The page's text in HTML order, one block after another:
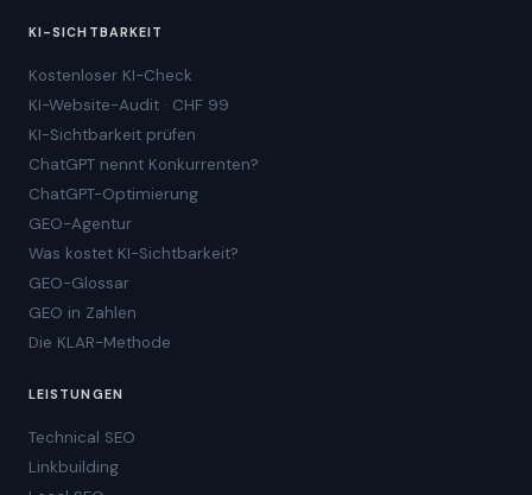
KI-SICHTBARKEIT
Kostenloser KI-Check
KI-Website-Audit · CHF 99
KI-Sichtbarkeit prüfen
ChatGPT nennt Konkurrenten?
ChatGPT-Optimierung
GEO-Agentur
Was kostet KI-Sichtbarkeit?
GEO-Glossar
GEO in Zahlen
Die KLAR-Methode
LEISTUNGEN
Technical SEO
Linkbuilding